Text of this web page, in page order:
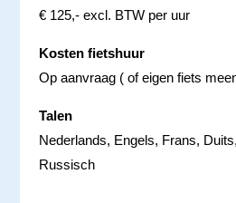
€ 125,- excl. BTW per uur
Kosten fietshuur
Op aanvraag ( of eigen fiets
Talen
Nederlands, Engels, Frans,
Russisch